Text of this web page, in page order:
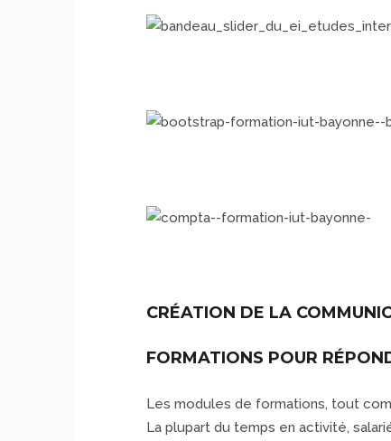
CRÉATION DE LA
FORMATIONS POUR
Les modules de formations, tout
La plupart du temps en activité,